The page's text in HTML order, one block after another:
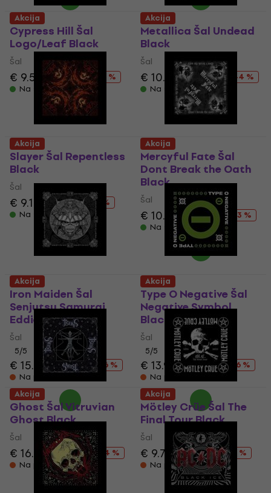
Cypress Hill Šal
Logo/Leaf Black
Šal
€ 9.59 € 18.90
- 49 %
Na stanju u skladištu
Metallica Šal Undead
Black
Šal
€ 10.60€ 18.90
- 44 %
Na stanju u skladištu
Akcija
Slayer Šal Repentless
Black
Šal
€ 9.19 € 18.90
- 51 %
Na stanju u skladištu
Akcija
Mercyful Fate Šal
Dont Break the Oath
Black
Šal
€ 10.70 € 18.90
- 43 %
Na stanju u skladištu
Akcija
Iron Maiden Šal
Senjutsu Samurai
Eddie Black
Šal
5/5
€ 15.90 € 18.90
- 16 %
Na putu
Akcija
Type O Negative Šal
Negative Symbol
Black
Šal
5/5
€ 13.90€ 18.90
- 26 %
Na putu
Akcija
Ghost Šal Vitruvian
Ghost Black
Šal
€ 16.20€ 18.90
- 14 %
Na putu
Akcija
Mötley Crüe Šal The
Final Tour Black
Šal
€ 9.79€ 18.90
- 48 %
Na putu
Akcija Akcija